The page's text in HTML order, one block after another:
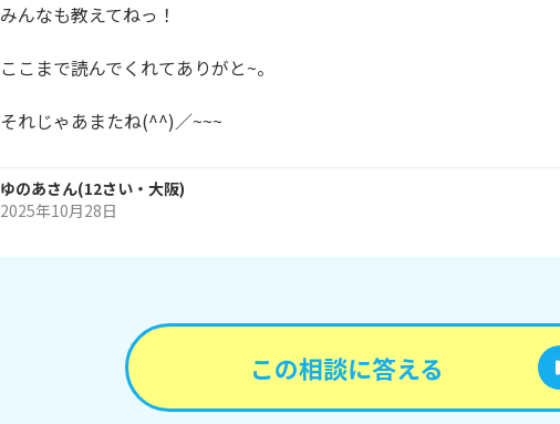
みんなも教えてねっ！
ここまで読んでくれてありがと~。
それじゃあまたね(^^)／~~~
ゆのあさん(12さい・ 大阪)
2025年10月28日
この相談に答える